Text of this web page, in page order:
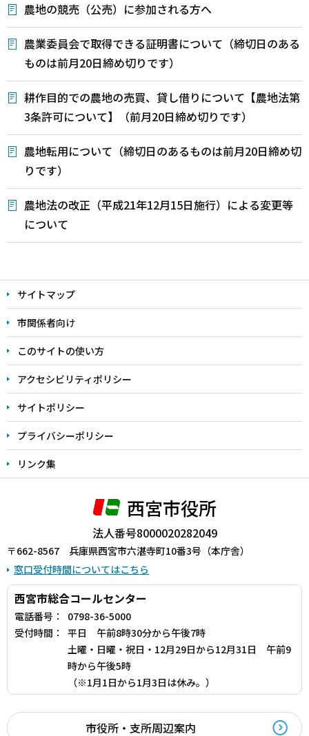
農地の競売（公売）に参加される方へ
農業委員会で取得できる証明書について（締切日のある
ものは前月20日締め切りです）
耕作目的での農地の売買、貸し借りについて【農地法第
3条許可について】（前月20日締め切りです）
農地転用について（締切日のあるものは前月20日締め切
りです）
農地法の改正（平成21年12月15日施行）による変更等
について
文
こ
こ
ま
で
サイトマップ
市関係者向け
このサイトの使い方
アクセシビリティポリシー
サイトポリシー
プライバシーポリシー
リンク集
西宮市役所
法人番号8000020282049
〒662-8567 兵庫県西宮市六湛寺町10番3号（本庁舎）
窓口受付時間についてはこちら
西宮市総合コールセンター
電話番号：
0798-36-5000
受付時間：
平日 午前8時30分から午後7時
土曜・日曜・祝日・12月29日から12月31日 午前9
時から午後5時
（※1月1日から1月3日は休み。）
市役所・支所周辺案内